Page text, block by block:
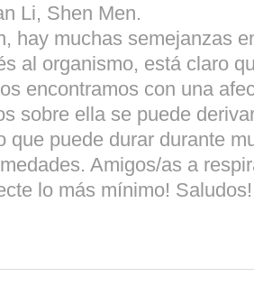
Li, Shen Men.
hay muchas semejanzas
al organismo, está claro
encontramos con una
sobre ella se puede
que puede durar durante
Amigos/as a
lo más mínimo! Saludos!